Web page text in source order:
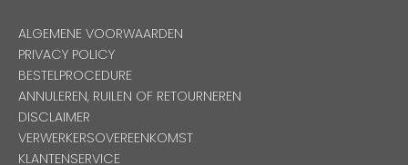
ALGEMENE VOORWAARDEN
PRIVACY POLICY
BESTELPROCEDURE
ANNULEREN, RUILEN OF RETOURNEREN
DISCLAIMER
VERWERKERSOVEREENKOMST
KLANTENSERVICE